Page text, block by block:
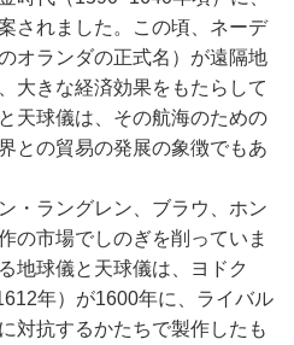
されました。この頃、ネーデ
オランダの正式名）が遠隔地
大きな経済効果をもたらして
天球儀は、その航海のための
との貿易の発展の象徴でもあ
・ラングレン、ブラウ、ホン
の市場でしのぎを削っていま
地球儀と天球儀は、ヨドク
年）が1600年に、ライバル
対抗するかたちで製作したも